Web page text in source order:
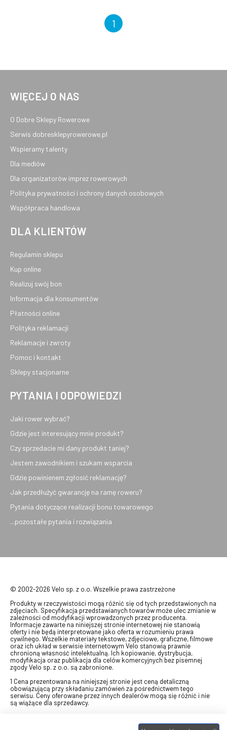
1
WIĘCEJ O NAS
O Dobre Sklepy Rowerowe
Serwis dobresklepyrowerowe.pl
Wspieramy talenty
Dla mediów
Dla organizatorów imprez rowerowych
Polityka prywatności i ochrony danych osobowych
Współpraca handlowa
DLA KLIENTÓW
Regulamin sklepu
Kup online
Realizuj swój bon
Informacja dla konsumentów
Płatności online
Polityka reklamacji
Reklamacje i zwroty
Pomoc i kontakt
Sklepy stacjonarne
PYTANIA I ODPOWIEDZI
Jaki rower wybrać?
Gdzie jest interesujący mnie produkt?
Czy sprzedacie mi dany produkt taniej?
Jestem zawodnikiem i szukam wsparcia
Gdzie powinienem zgłosić reklamację?
Jak przedłużyć gwarancję na ramę roweru?
Pytania dotyczące realizacji bonu towarowego
...pozostałe pytania i rozwiązania
© 2002-2026 Velo sp. z o.o. Wszelkie prawa zastrzeżone
Produkty w rzeczywistości mogą różnić się od tych przedstawionych na
zdjęciach. Specyfikacja przedstawianych towarów może ulec zmianie w
zależności od modyfikacji wprowadzonych przez producenta.
Informacje zawarte na niniejszej stronie internetowej nie stanowią
oferty i nie będą interpretowane jako oferta w rozumieniu prawa
cywilnego. Wszelkie materiały tekstowe, zdjęciowe, graficzne, filmowe
oraz ich układ w serwisie internetowym Velo stanowią prawnie
chronioną własność intelektualną. Ich kopiowanie, dystrybucja,
modyfikacja oraz publikacja dla celów komercyjnych bez pisemnej
zgody Velo sp. z o.o. są zabronione.
1 Cena prezentowana na niniejszej stronie jest ceną detaliczną
obowiązującą przy składaniu zamówień za pośrednictwem tego
serwisu. Ceny oferowane przez innych dealerów mogą się różnić i nie
są wiążące dla sprzedawcy.
swój bon" na towary z oferty VELO, aktualnie dostępnej na stronie